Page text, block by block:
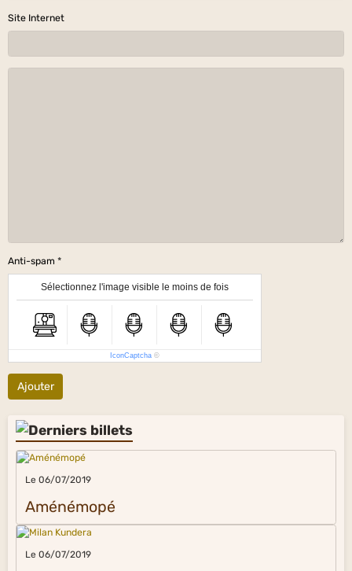
Site Internet
Anti-spam
Sélectionnez l'image visible le moins de fois
IconCaptcha ©
Ajouter
Le 06/07/2019
Aménémopé
Le 06/07/2019